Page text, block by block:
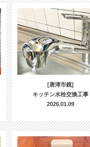
[唐津市鏡]
キッチン水栓交換工事
2026.01.09